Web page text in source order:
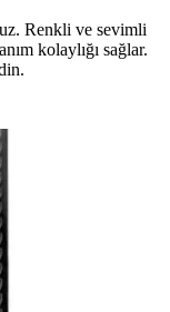
Renkli ve sevimli
kolaylığı sağlar.